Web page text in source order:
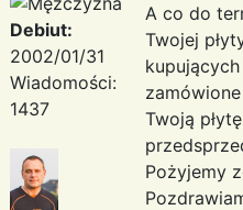
Debiut:
2002/01/31
Wiadomości:
1437
A co do
Twojej
Twoją
Pożyjemy